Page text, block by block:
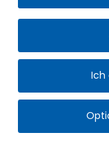
Ich